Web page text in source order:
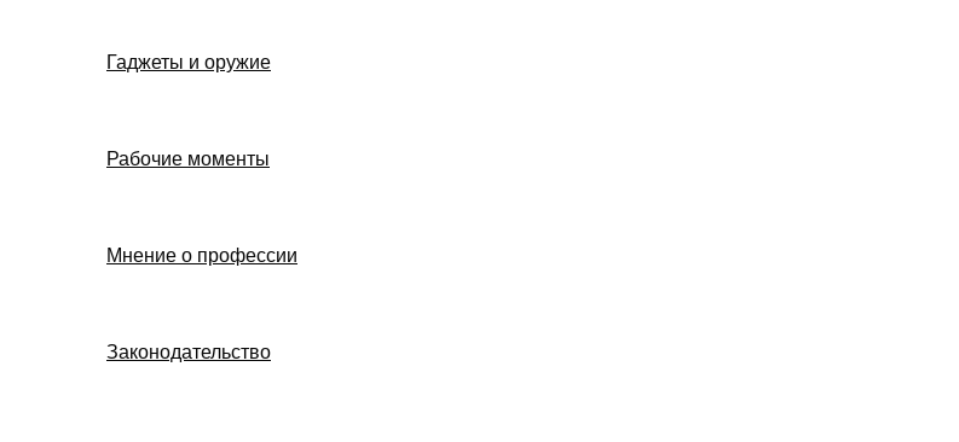
Гаджеты и оружие
Рабочие моменты
Мнение о профессии
Законодательство